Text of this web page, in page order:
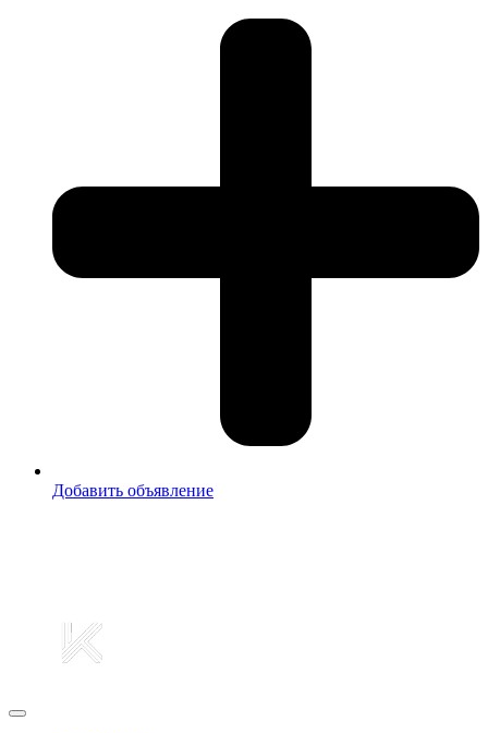
Добавить объявление